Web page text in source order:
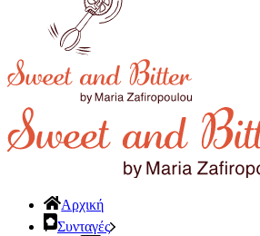
Αρχική
Συνταγές